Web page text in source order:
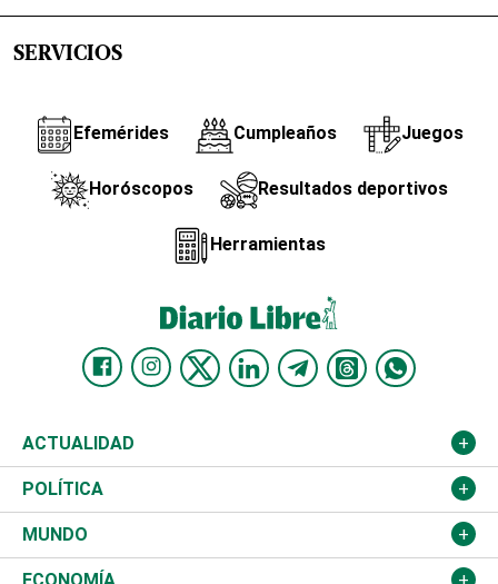
SERVICIOS
Efemérides Cumpleaños Juegos
Horóscopos Resultados deportivos
Herramientas
ACTUALIDAD
Nacional
Ciudad
Educación
POLÍTICA
Partidos
JCE
MUNDO